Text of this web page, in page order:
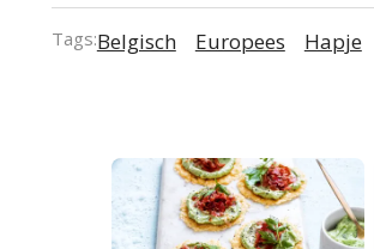
Tags:Belgisch Europees Hapje